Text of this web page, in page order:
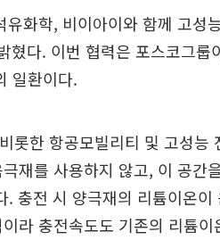
화학, 비이아이와 함께 고성
혔다. 이번 협력은 포스코그룹
일환이다.
롯한 항공모빌리티 및 고성능
재를 사용하지 않고, 이 공간
충전 시 양극재의 리튬이온이
라 충전속도도 기존의 리튬이